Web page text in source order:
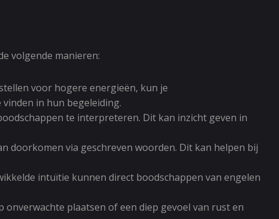
volgende manieren:
voor hogere energieën, kun je
in hun begeleiding.
te interpreteren. Dit kan inzicht geven in
doorkomen via geschreven woorden. Dit kan helpen bij
intuïtie kunnen direct boodschappen van engelen
onverwachte plaatsen of een diep gevoel van rust en